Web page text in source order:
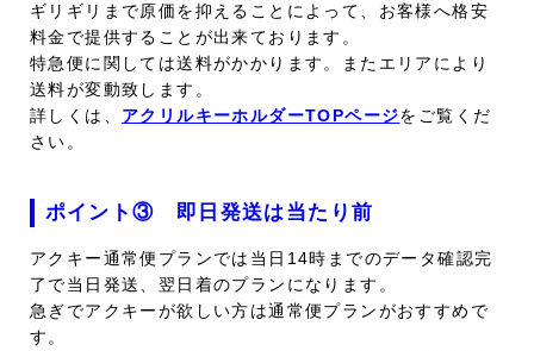
ギリギリまで原価を抑えることによって、お客様へ格安
料金で提供することが出来ております。
特急便に関しては送料がかかります。またエリアにより
送料が変動致します。
詳しくは、 アクリルキーホルダーTOPページをご覧くだ
さい。
ポイント③ 即日発送は当たり前
アクキー通常便プランでは当日14時までのデータ確認完
了で当日発送、翌日着のプランになります。
急ぎでアクキーが欲しい方は通常便プランがおすすめで
す。